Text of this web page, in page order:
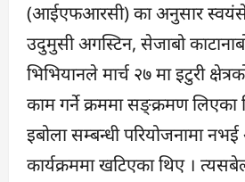
(आईएफआरसी) का अनुसार
उदुमुसी अगस्टिन, सेजाबो
भिभियानले मार्च २७ मा इटुरी
काम गर्ने क्रममा सङ्क्रमण लिएका
इबोला सम्बन्धी परियोजनामा
कार्यक्रममा खटिएका थिए ।